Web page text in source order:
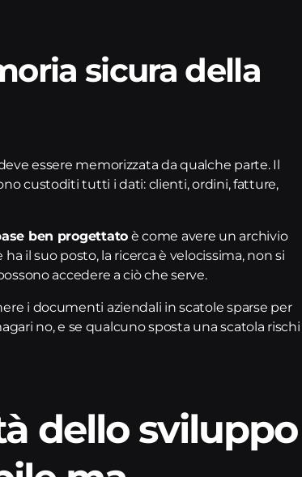
sicura della
essere memorizzata da qualche parte. Il
custoditi tutti i dati: clienti, ordini, fatture,
ben progettato è come avere un archivio
il suo posto, la ricerca è velocissima, non si
accedere a ciò che serve.
i documenti aziendali in scatole sparse per
no, e se qualcuno sposta una scatola rischi
dello sviluppo